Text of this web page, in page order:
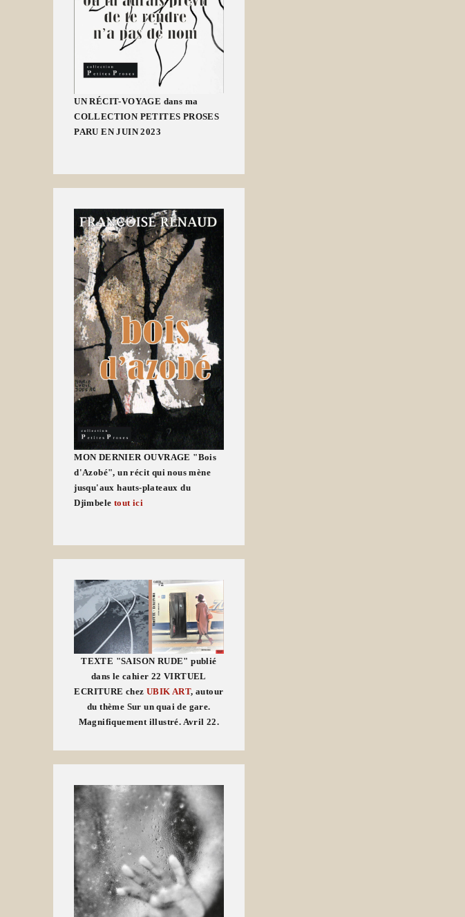
UN RÉCIT-VOYAGE dans ma
COLLECTION PETITES PROSES
PARU EN JUIN 2023
MON DERNIER OUVRAGE "Bois
d'Azobé", un récit qui nous mène
jusqu'aux hauts-plateaux du
Djimbele tout ici
TEXTE "SAISON RUDE" publié
dans le cahier 22 VIRTUEL
ECRITURE chez UBIK ART, autour
du thème Sur un quai de gare.
Magnifiquement illustré. Avril 22.